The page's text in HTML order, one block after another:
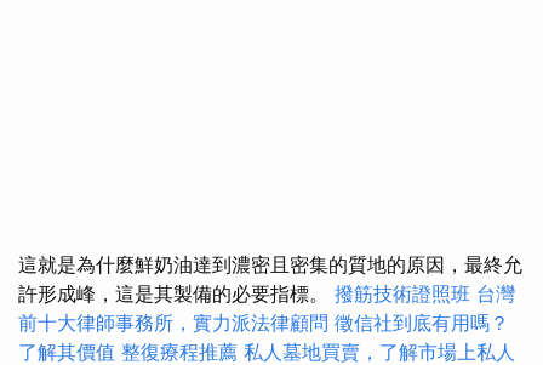
這就是為什麼鮮奶油達到濃密且密集的質地的原因，最終允
許形成峰，這是其製備的必要指標。 撥筋技術證照班 台灣
前十大律師事務所，實力派法律顧問 徵信社到底有用嗎？
了解其價值 整復療程推薦 私人墓地買賣，了解市場上私人